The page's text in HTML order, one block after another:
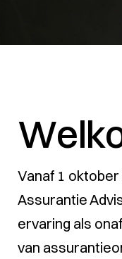
Vanaf 1
Assurantie
ervaring als
van